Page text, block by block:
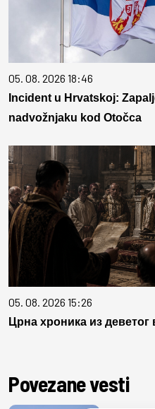
05. 08. 2026 18:46
Incident u Hrvatskoj:
nadvožnjaku kod Otočca
05. 08. 2026 15:26
Црна хроника из деветог
Povezane vesti